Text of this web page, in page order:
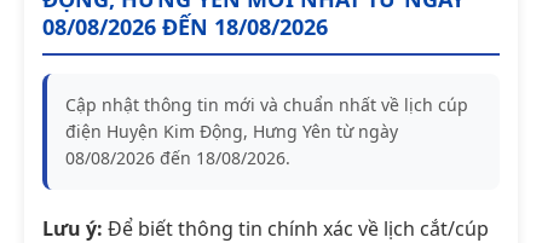
08/08/2026 ĐẾN 18/08/2026
Cập nhật thông tin mới và chuẩn nhất về lịch cúp
điện Huyện Kim Động, Hưng Yên từ ngày
08/08/2026 đến 18/08/2026.
Lưu ý: Để biết thông tin chính xác về lịch cắt/cúp